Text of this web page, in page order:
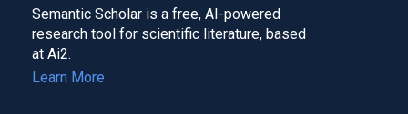
Semantic Scholar is a free, AI-powered
research tool for scientific literature, based
at Ai2.
Learn More